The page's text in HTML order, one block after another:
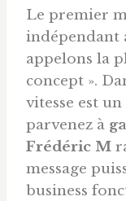
Le premier
indépendant
appelons la
concept ».
vitesse est
parvenez à
Frédéric M
message
business